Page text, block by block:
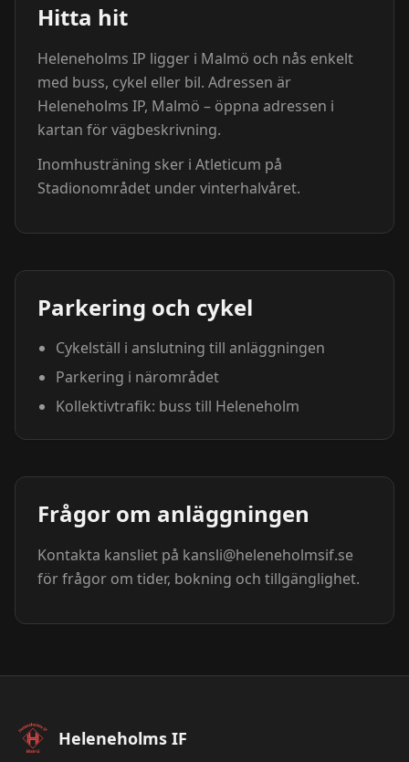
Hitta hit
Heleneholms IP ligger i Malmö och nås enkelt
med buss, cykel eller bil. Adressen är
Heleneholms IP, Malmö – öppna adressen i
kartan för vägbeskrivning.
Inomhusträning sker i Atleticum på
Stadionområdet under vinterhalvåret.
Parkering och cykel
Cykelställ i anslutning till anläggningen
Parkering i närområdet
Kollektivtrafik: buss till Heleneholm
Frågor om anläggningen
Kontakta kansliet på kansli@heleneholmsif.se
för frågor om tider, bokning och tillgänglighet.
Sidfot – Heleneholms IF
Heleneholms IF